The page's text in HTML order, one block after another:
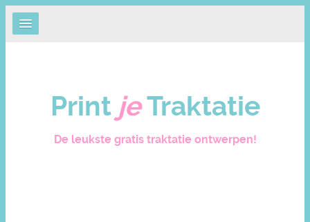
Print je Traktatie
De leukste gratis traktatie ontwerpen!